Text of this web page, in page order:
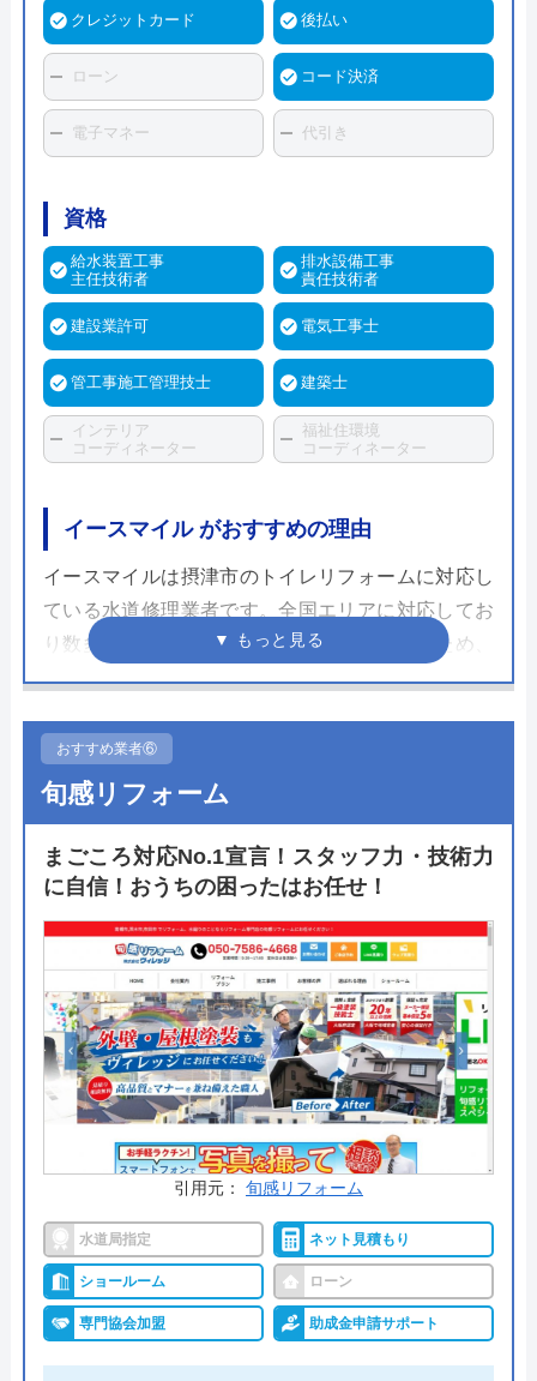
クレジットカード 後払い
ローン コード決済
電子マネー 代引き
資格
給水装置工事
主任技術者
排水設備工事
責任技術者
建設業許可 電気工事士
管工事施工管理技士 建築士
インテリア
コーディネーター
福祉住環境
コーディネーター
イースマイル がおすすめの理由
イースマイルは摂津市のトイレリフォームに対応し
ている水道修理業者です。全国エリアに対応してお
り数多くのトイレの修理や交換してきているため、
その実績だけでなく、さまざまな自治体の水道局か
め、技術面では非常に信頼できる業者です。
支払い方法も多彩で、現金だけではなくクレジット
カードやモバイル決済を利用することも出来ます。
24時間365日で対応可能で見積もりや出張料も無料
公式サイトで
料金詳細を見る
今すぐ電話で相談する
0120-091-026
受付時間： 24時間
イースマイル の基本情報
運営会社 株式会社イ―スマイル
代表者 島村禮孝
おすすめ業者⑥
旬感リフォーム
まごころ対応No.1宣言！スタッフ力・技術力
に自信！おうちの困ったはお任せ！
引用元： 旬感リフォーム
水道局指定 ネット見積もり
ショールーム ローン
専門協会加盟 助成金申請サポート